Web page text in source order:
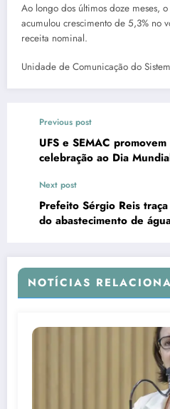
Ao longo dos últimos doze meses,
acumulou crescimento de 5,3% no
receita nominal.
Unidade de Comunicação do
Previous post
UFS e SEMAC
celebração ao Dia
Next post
Prefeito Sérgio Reis
do abastecimento de
NOTÍCIAS